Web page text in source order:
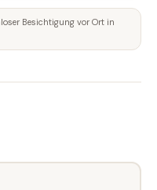
Besichtigung vor Ort in